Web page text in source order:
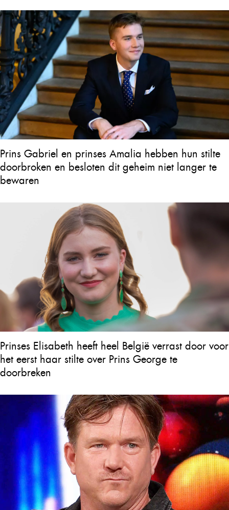
Prins Gabriel en prinses Amalia hebben hun stilte
doorbroken en besloten dit geheim niet langer te
bewaren
Prinses Elisabeth heeft heel België verrast door voor
het eerst haar stilte over Prins George te
doorbreken